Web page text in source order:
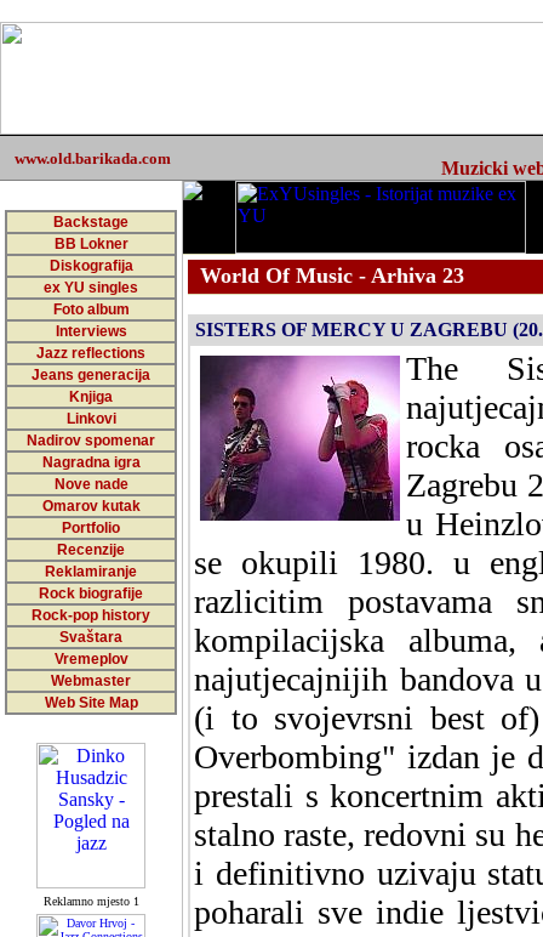
www.old.barikada.com Muzicki
Backstage
BB Lokner
Diskografija
ex YU singles
Foto album
Interviews
Jazz reflections
Jeans generacija
Knjiga
Linkovi
Nadirov spomenar
Nagradna igra
Nove nade
Omarov kutak
Portfolio
Recenzije
Reklamiranje
Rock biografije
Rock-pop history
Svaštara
Vremeplov
Webmaster
Web Site Map
Reklamno mjesto 1
World Of Music - Arhiva 23
SISTERS OF MERCY U ZAGREBU
The
rocka
Zagrebu
u
se okupili 1980. u
razlicitim postavama
kompilacijska
najutjecajnijih bandova
(i to svojevrsni best
Overbombing" izdan je
prestali s koncertnim
stalno raste, redovni su
i definitivno uzivaju
poharali sve indie